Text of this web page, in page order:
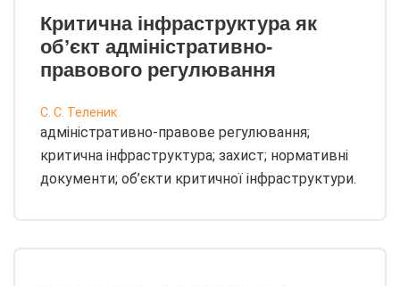
Критична інфраструктура як
об’єкт адміністративно-
правового регулювання
С. С. Теленик
адміністративно-правове регулювання;
критична інфраструктура; захист; нормативні
документи; об’єкти критичної інфраструктури.